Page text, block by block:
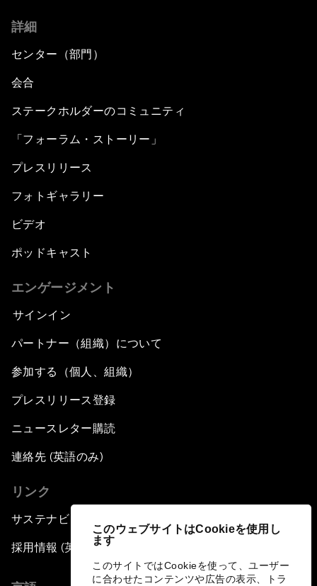
このウェブサイトはCookieを使用し
ます
このサイトではCookieを使って、ユーザー
に合わせたコンテンツや広告の表示、トラ
詳細
センター（部門）
会合
ステークホルダーのコミュニティ
「フォーラム・ストーリー」
プレスリリース
フォトギャラリー
ビデオ
ポッドキャスト
エンゲージメント
サインイン
パートナー（組織）について
参加する（個人、組織）
プレスリリース登録
ニュースレター購読
連絡先 (英語のみ)
リンク
サステナビリティへの取り組み
採用情報 (英語のみ)